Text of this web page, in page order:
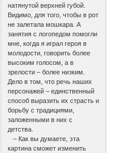
натянутой верхней губой.
Видимо, для того, чтобы в рот
не залетала мошкара. А
занятия с логопедом помогли
мне, когда я играл героя в
молодости, говорить более
высоким голосом, а в
зрелости – более низким.
Дело в том, что речь наших
персонажей – единственный
способ выразить их страсть и
борьбу с традициями,
заложенными в них с
детства.
– Как вы думаете, эта
картина сможет изменить